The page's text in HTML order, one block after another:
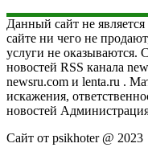
Данный сайт не
сайте ни чего не
услуги не оказываются.
новостей RSS канала
newsru.com и lenta.ru .
искажения,
новостей Администрация
Сайт от psikhoter @ 2023